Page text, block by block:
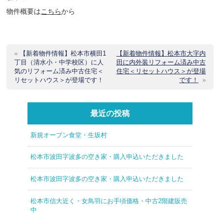
物件概要はこちらから
«
【新着物件情報】松本市横田1
丁目（清水小・中学校区）に人
気のリフォーム済み中古住宅＜
リセットハウス＞が登場です！
【新着物件情報】松本市大字内
田に内外装リフォーム済み中古
住宅＜リセットハウス＞が登場
です！
»
最近の投稿
新規オープン食堂・生坂村
松本市波田字波多の空き家・購入申込いただきました
松本市波田字波多の空き家・購入申込いただきました
松本市信大近く・女鳥羽にお手頃価格・中古2階建販売
中